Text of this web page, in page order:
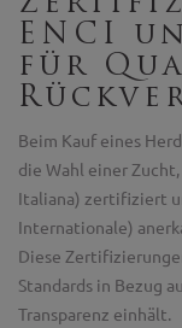
ENCI
für
Beim Kauf eines
die Wahl einer
Italiana) zertifiziert
Internationale)
Diese
Standards in Bezug
Transparenz einhält.